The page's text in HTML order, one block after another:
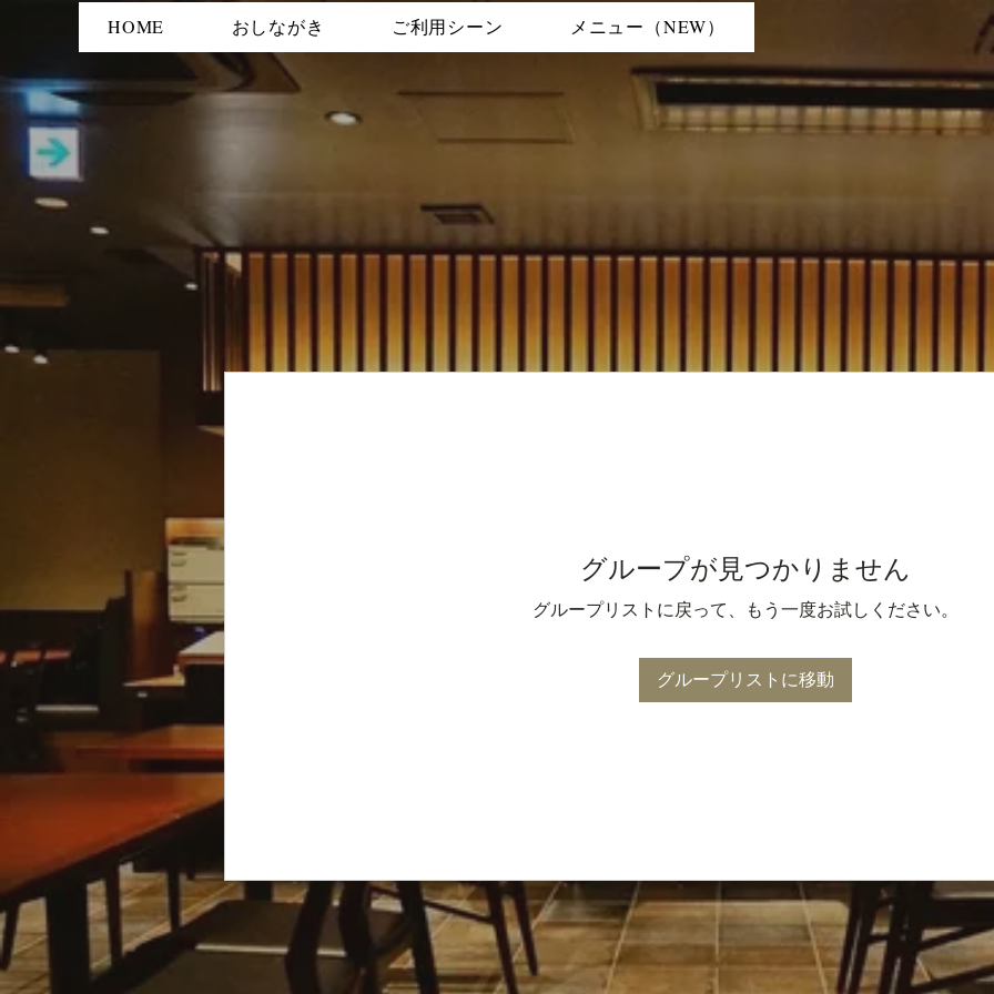
HOME おしながき ご利用シーン メニュー（NEW）
グループが見つかりません
グループリストに戻って、もう一度お試しください。
グループリストに移動